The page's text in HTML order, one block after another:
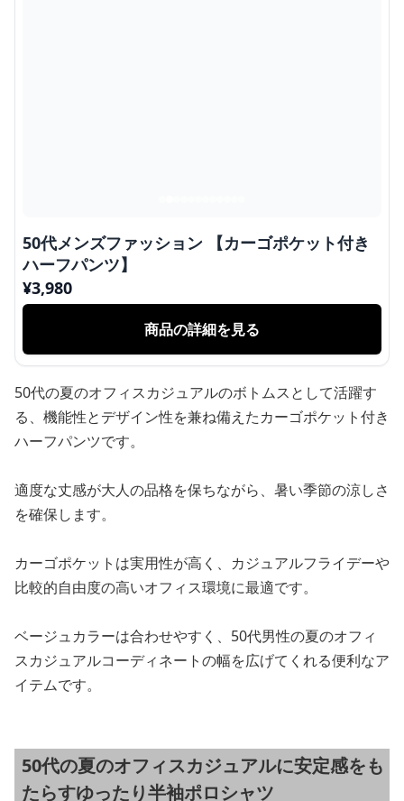
50代メンズファッション 【カーゴポケット付き
ハーフパンツ】
¥3,980
商品の詳細を見る
50代の夏のオフィスカジュアルのボトムスとして活躍す
る、機能性とデザイン性を兼ね備えたカーゴポケット付き
ハーフパンツです。
適度な丈感が大人の品格を保ちながら、暑い季節の涼しさ
を確保します。
カーゴポケットは実用性が高く、カジュアルフライデーや
比較的自由度の高いオフィス環境に最適です。
ベージュカラーは合わせやすく、50代男性の夏のオフィ
スカジュアルコーディネートの幅を広げてくれる便利なア
イテムです。
50代の夏のオフィスカジュアルに安定感をも
たらすゆったり半袖ポロシャツ